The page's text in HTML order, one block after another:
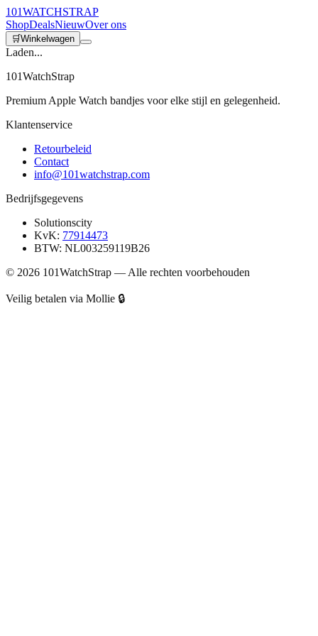
101WATCHSTRAP
ShopDealsNieuwOver ons
🛒Winkelwagen
Laden...
101WatchStrap
Premium Apple Watch bandjes voor elke stijl en gelegenheid.
Klantenservice
Retourbeleid
Contact
info@101watchstrap.com
Bedrijfsgegevens
Solutionscity
KvK: 77914473
BTW: NL003259119B26
© 2026 101WatchStrap — Alle rechten voorbehouden
Veilig betalen via Mollie 🔒